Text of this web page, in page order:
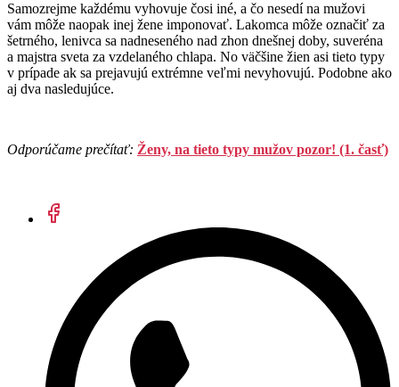
Samozrejme každému vyhovuje čosi iné, a čo nesedí na mužovi
vám môže naopak inej žene imponovať. Lakomca môže označiť za
šetrného, lenivca sa nadneseného nad zhon dnešnej doby, suveréna
a majstra sveta za vzdelaného chlapa. No väčšine žien asi tieto typy
v prípade ak sa prejavujú extrémne veľmi nevyhovujú. Podobne ako
aj dva nasledujúce.
Odporúčame prečítať: Ženy, na tieto typy mužov pozor! (1. časť)